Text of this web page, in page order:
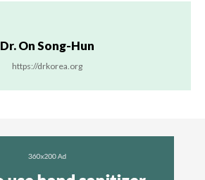
Dr. On Song-Hun
https://drkorea.org